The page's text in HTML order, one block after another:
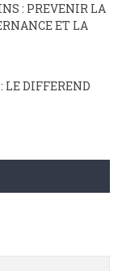
: PREVENIR LA
ET LA
LE DIFFEREND